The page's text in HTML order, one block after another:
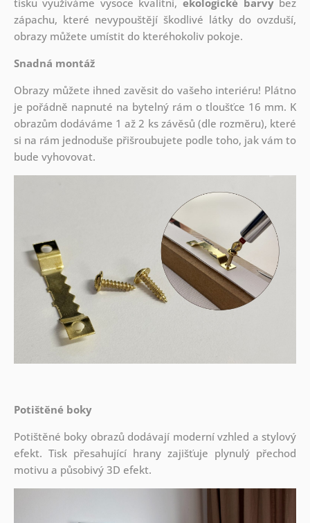
tisku využíváme vysoce kvalitní,ekologické barvybez
zápachu, které nevypouštějí škodlivé látky do ovzduší,
obrazy můžete umístit do kteréhokoliv pokoje.
Snadná montáž
Obrazy můžete ihned zavěsit do vašeho interiéru! Plátno
je pořádně napnuté na bytelný rám o tloušťce 16 mm. K
obrazům dodáváme 1 až 2 ks závěsů (dle rozměru), které
si na rám jednoduše přišroubujete podle toho, jak vám to
bude vyhovovat.
Potištěné boky
Potištěné boky obrazů dodávají moderní vzhled a stylový
efekt. Tisk přesahující hrany zajišťuje plynulý přechod
motivu a působivý 3D efekt.